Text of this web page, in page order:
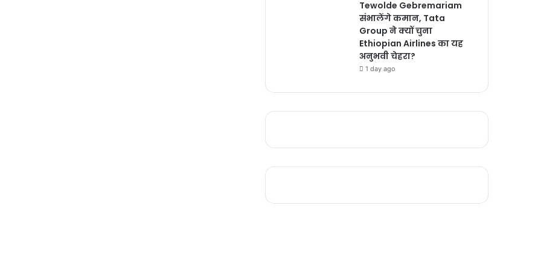
Tewolde Gebremariam
संभालेंगे कमान, Tata
Group ने क्यों चुना
Ethiopian Airlines का यह
अनुभवी चेहरा?
1 day ago